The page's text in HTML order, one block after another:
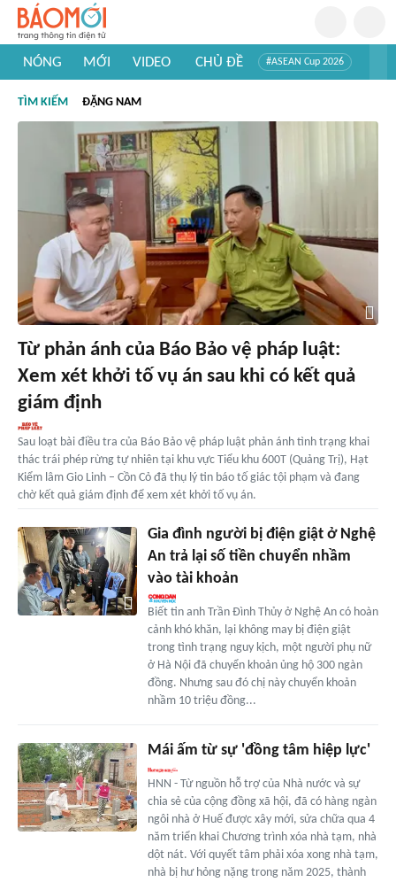
NÓNG MỚI VIDEO CHỦ ĐỀ #ASEAN Cup 2026
#Khám phá thế giới
TÌM KIẾM ĐẶNG NAM
Từ phản ánh của Báo Bảo vệ pháp luật:
Xem xét khởi tố vụ án sau khi có kết quả
giám định
Sau loạt bài điều tra của Báo Bảo vệ pháp luật phản ánh tình trạng khai
thác trái phép rừng tự nhiên tại khu vực Tiểu khu 600T (Quảng Trị), Hạt
Kiểm lâm Gio Linh – Cồn Cỏ đã thụ lý tin báo tố giác tội phạm và đang
chờ kết quả giám định để xem xét khởi tố vụ án.
Gia đình người bị điện giật ở Nghệ
An trả lại số tiền chuyển nhầm
vào tài khoản
Biết tin anh Trần Đình Thủy ở Nghệ An có hoàn
cảnh khó khăn, lại không may bị điện giật
trong tình trạng nguy kịch, một người phụ nữ
ở Hà Nội đã chuyển khoản ủng hộ 300 ngàn
đồng. Nhưng sau đó chị này chuyển khoản
nhầm 10 triệu đồng...
Mái ấm từ sự 'đồng tâm hiệp lực'
HNN - Từ nguồn hỗ trợ của Nhà nước và sự
chia sẻ của cộng đồng xã hội, đã có hàng ngàn
ngôi nhà ở Huế được xây mới, sửa chữa qua 4
năm triển khai Chương trình xóa nhà tạm, nhà
dột nát. Với quyết tâm phải xóa xong nhà tạm,
nhà bị hư hỏng nặng trong năm 2025, thành